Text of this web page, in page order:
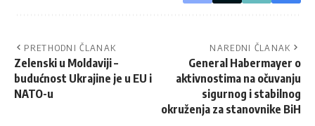
PRETHODNI ČLANAK
Zelenski u Moldaviji –
budućnost Ukrajine je u EU i
NATO-u
NAREDNI ČLANAK
General Habermayer o
aktivnostima na očuvanju
sigurnog i stabilnog
okruženja za stanovnike BiH